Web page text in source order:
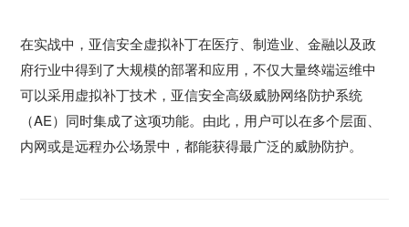
在实战中，亚信安全虚拟补丁在医疗、制造业、金融以及政
府行业中得到了大规模的部署和应用，不仅大量终端运维中
可以采用虚拟补丁技术，亚信安全高级威胁网络防护系统
（AE）同时集成了这项功能。由此，用户可以在多个层面、
内网或是远程办公场景中，都能获得最广泛的威胁防护。